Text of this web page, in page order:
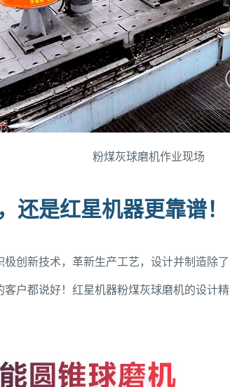
粉煤灰球磨机作业现场
还是红星机器更靠谱！
创新技术，革新生产工艺，设计并制造除
户都说好！红星机器粉煤灰球磨机的设计